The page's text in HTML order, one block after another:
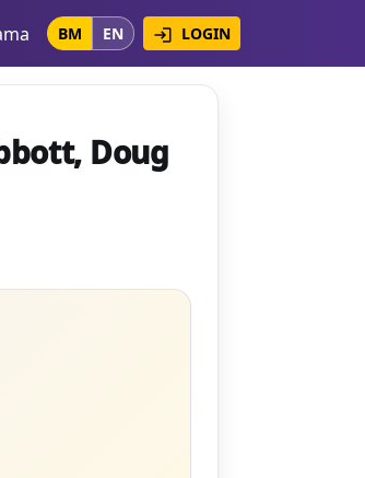
BM EN login LOGIN
Doug